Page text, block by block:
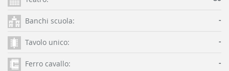
Banchi scuola: -
Tavolo unico: -
Ferro cavallo: -